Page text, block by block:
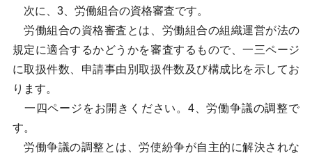
次に、3、労働組合の資格審査です。
労働組合の資格審査とは、労働組合の組織運営が法の
規定に適合するかどうかを審査するもので、一三ページ
に取扱件数、申請事由別取扱件数及び構成比を示してお
ります。
一四ページをお開きください。4、労働争議の調整で
す。
労働争議の調整とは、労使紛争が自主的に解決されな